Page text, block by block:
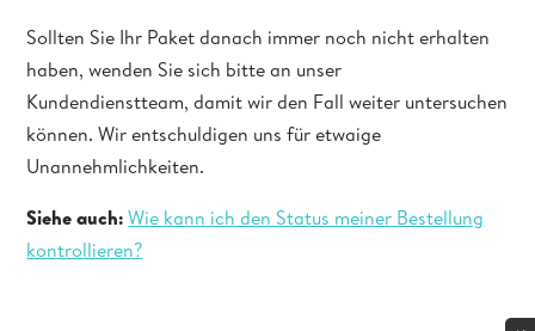
Sollten Sie Ihr Paket danach immer noch nicht erhalten
haben, wenden Sie sich bitte an unser
Kundendienstteam, damit wir den Fall weiter untersuchen
können. Wir entschuldigen uns für etwaige
Unannehmlichkeiten.
Siehe auch:Wie kann ich den Status meiner Bestellung
kontrollieren?